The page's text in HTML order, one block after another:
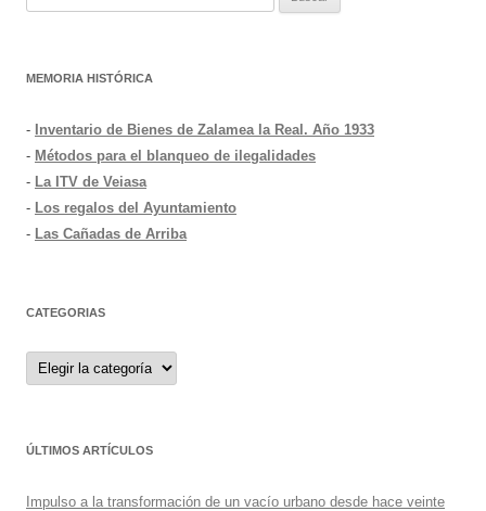
MEMORIA HISTÓRICA
- Inventario de Bienes de Zalamea la Real. Año 1933
- Métodos para el blanqueo de ilegalidades
- La ITV de Veiasa
- Los regalos del Ayuntamiento
- Las Cañadas de Arriba
CATEGORIAS
Categorias
ÚLTIMOS ARTÍCULOS
Impulso a la transformación de un vacío urbano desde hace veinte